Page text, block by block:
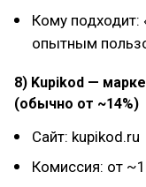
Кому подходит:
опытным
8) Kupikod —
(обычно от ~14%)
Сайт: kupikod.ru
Комиссия: от